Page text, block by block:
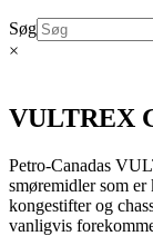
Søg
×
VULTREX
Petro-Canadas
smøremidler som er
kongestifter og
vanligvis